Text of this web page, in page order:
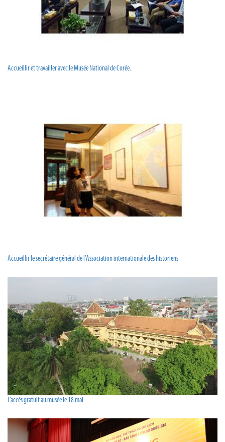
Accueillir et travailler avec le Musée National de Corée.
Accueillir le secrétaire général de l’Association internationale des historiens
L’accès gratuit au musée le 18 mai